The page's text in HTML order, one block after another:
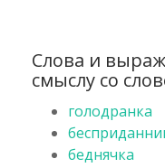
Слова и
смыслу со
голодранка
беднячка